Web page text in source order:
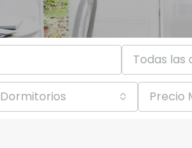
Todas las
Dormitorios Precio